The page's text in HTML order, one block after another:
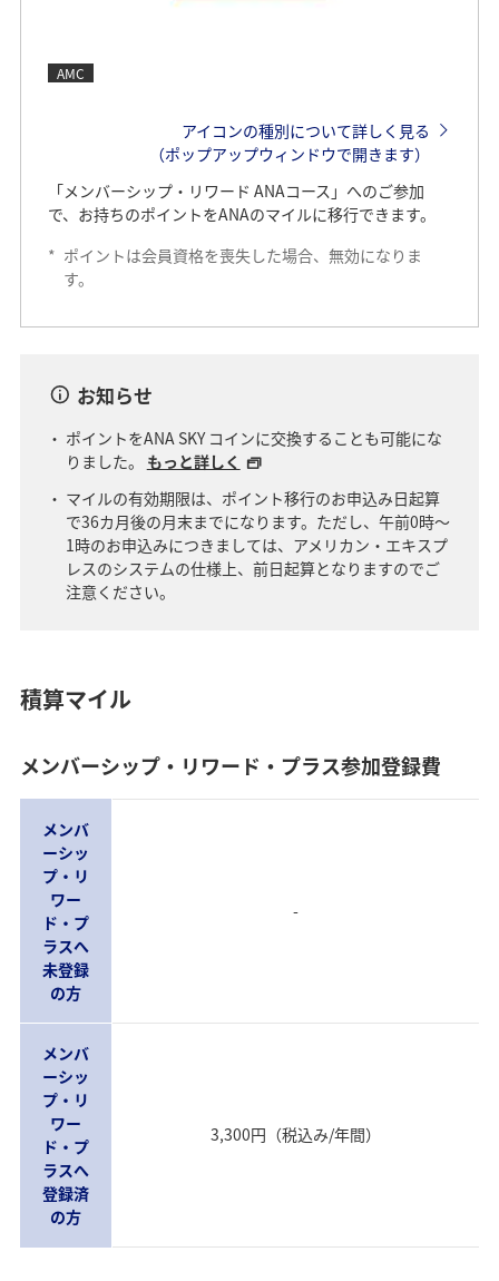
AMC
アイコンの種別について詳しく見る
（ポップアップウィンドウで開きます）
「メンバーシップ・リワード ANAコース」へのご参加
で、お持ちのポイントをANAのマイルに移行できます。
* ポイントは会員資格を喪失した場合、無効になりま
す。
お知らせ
ポイントをANA SKY コインに交換することも可能にな
りました。 もっと詳しく
マイルの有効期限は、ポイント移行のお申込み日起算
で36カ月後の月末までになります。ただし、午前0時～
1時のお申込みにつきましては、アメリカン・エキスプ
レスのシステムの仕様上、前日起算となりますのでご
注意ください。
積算マイル
メンバーシップ・リワード・プラス参加登録費
メンバ
ーシッ
プ・リ
ワー
ド・プ
ラスへ
未登録
の方
-
メンバ
ーシッ
プ・リ
ワー
ド・プ
ラスへ
登録済
の方
3,300円（税込み/年間）